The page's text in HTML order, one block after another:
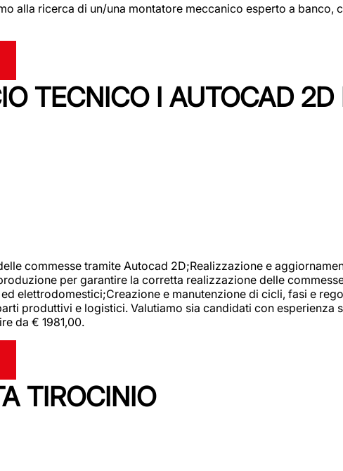
alla ricerca di un/una montatore meccanico esperto a
TECNICO I AUTOCAD
commesse tramite Autocad 2D;Realizzazione e
per garantire la corretta realizzazione delle
elettrodomestici;Creazione e manutenzione di cicli, fasi e
produttivi e logistici. Valutiamo sia candidati con
da € 1981,00.
TIROCINIO